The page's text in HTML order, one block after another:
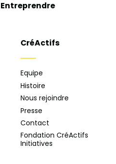
Entreprendre
CréActifs
Equipe
Histoire
Nous rejoindre
Presse
Contact
Fondation CréActifs
Initiatives